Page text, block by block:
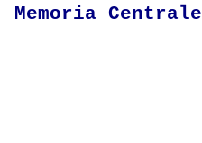
Memoria Centrale